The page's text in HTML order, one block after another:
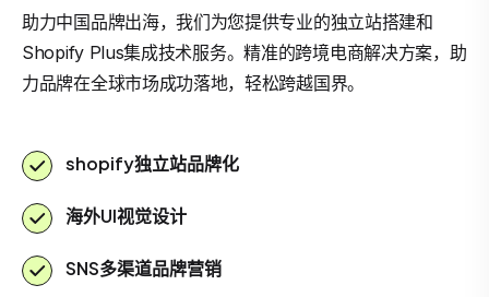
助力中国品牌出海，我们为您提供专业的独立站搭建和
Shopify Plus集成技术服务。精准的跨境电商解决方案，助
力品牌在全球市场成功落地，轻松跨越国界。
shopify独立站品牌化
海外UI视觉设计
SNS多渠道品牌营销